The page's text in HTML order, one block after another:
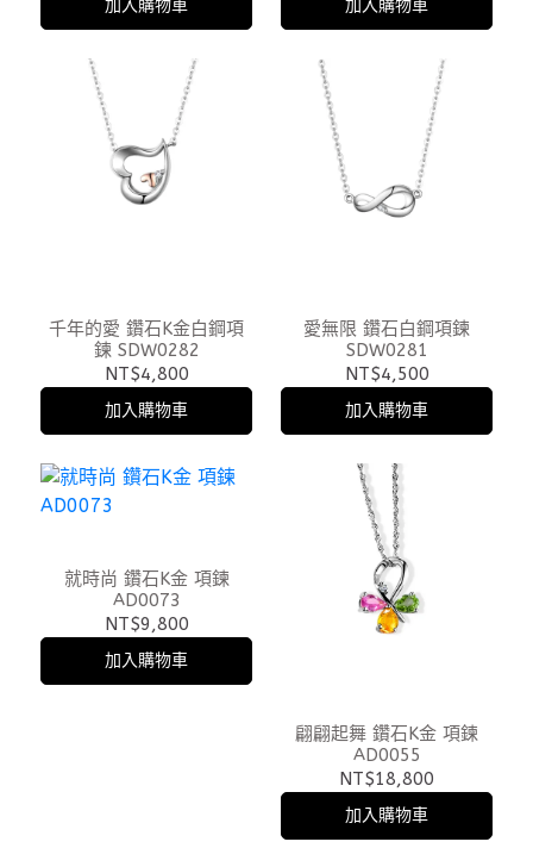
加入購物車 加入購物車
千年的愛 鑽石K金白鋼項
鍊 SDW0282
NT$4,800
加入購物車
愛無限 鑽石白鋼項鍊
SDW0281
NT$4,500
加入購物車
就時尚 鑽石K金 項鍊
AD0073
NT$9,800
加入購物車
翩翩起舞 鑽石K金 項鍊
AD0055
NT$18,800
加入購物車